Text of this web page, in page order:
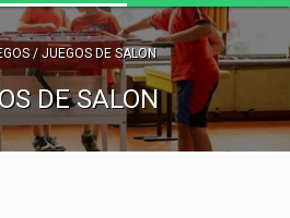
/ JUEGOS DE SALON
DE SALON